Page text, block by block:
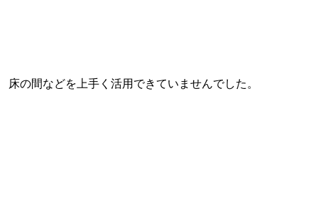
床の間などを上手く活用できていませんでした。